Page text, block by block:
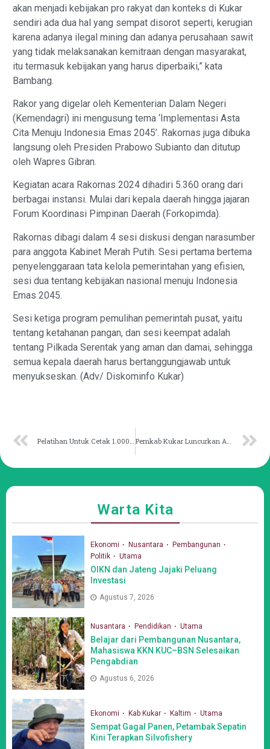
akan menjadi kebijakan pro rakyat dan konteks di Kukar
sendiri ada dua hal yang sempat disorot seperti, kerugian
karena adanya ilegal mining dan adanya perusahaan sawit
yang tidak melaksanakan kemitraan dengan masyarakat,
itu termasuk kebijakan yang harus diperbaiki,” kata
Bambang.
Rakor yang digelar oleh Kementerian Dalam Negeri
(Kemendagri) ini mengusung tema ‘Implementasi Asta
Cita Menuju Indonesia Emas 2045’. Rakornas juga dibuka
langsung oleh Presiden Prabowo Subianto dan ditutup
oleh Wapres Gibran.
Kegiatan acara Rakornas 2024 dihadiri 5.360 orang dari
berbagai instansi. Mulai dari kepala daerah hingga jajaran
Forum Koordinasi Pimpinan Daerah (Forkopimda).
Rakornas dibagi dalam 4 sesi diskusi dengan narasumber
para anggota Kabinet Merah Putih. Sesi pertama bertema
penyelenggaraan tata kelola pemerintahan yang efisien,
sesi dua tentang kebijakan nasional menuju Indonesia
Emas 2045.
Sesi ketiga program pemulihan pemerintah pusat, yaitu
tentang ketahanan pangan, dan sesi keempat adalah
tentang Pilkada Serentak yang aman dan damai, sehingga
semua kepala daerah harus bertanggungjawab untuk
menyukseskan. (Adv/ Diskominfo Kukar)
Pelatihan Untuk Cetak 1.000 Pelatih Fisik Kaltim Mulai Bergulir Pemkab Kukar Luncurkan Aplikasi Analisis Jabatan
Warta Kita
Ekonomi Nusantara
Pembangunan
Politik
Utama
OIKN dan Jateng Jajaki Peluang
Investasi
Agustus 7, 2026
Nusantara Pendidikan Utama
Belajar dari Pembangunan Nusantara,
Mahasiswa KKN KUC–BSN Selesaikan
Pengabdian
Agustus 6, 2026
Ekonomi Kab Kukar Kaltim Utama
Sempat Gagal Panen, Petambak Sepatin
Kini Terapkan Silvofishery